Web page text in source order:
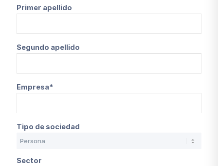
Primer apellido
Segundo apellido
Empresa*
Tipo de sociedad
Sector